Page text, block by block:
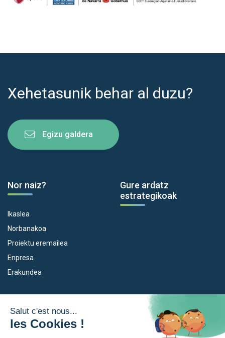
Xehetasunik behar al duzu?
Egizu galdera
Nor naiz?
Ikaslea
Norbanakoa
Proiektu eremailea
Enpresa
Erakundea
Gure ardatz
estrategikoak
Empleo
Euroeskualdea
Zer da Euroeskualdea?